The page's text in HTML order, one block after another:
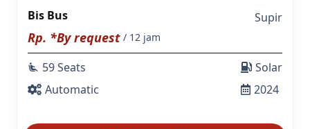
Bis Bus Supir
Rp. *By request / 12 jam
airline_seat_recline_extra 59 Seats
Automatic
Solar
2024